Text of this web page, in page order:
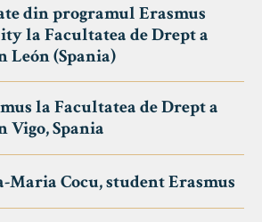
din programul Erasmus
la Facultatea de Drept a
(Spania)
la Facultatea de Drept a
Spania
Cocu, student Erasmus